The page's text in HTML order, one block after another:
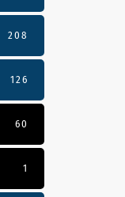
208
126
60
1